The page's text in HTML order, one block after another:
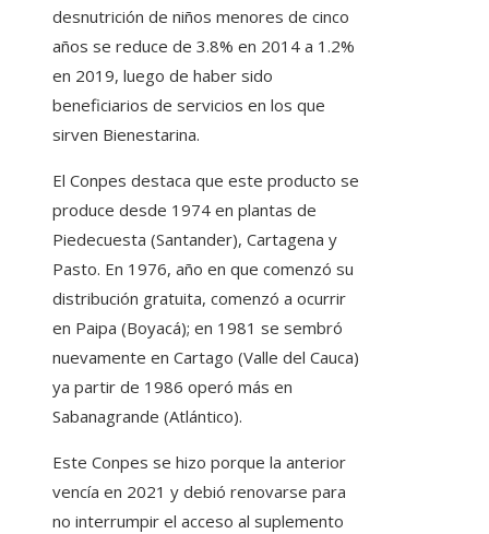
desnutrición de niños menores de cinco
años se reduce de 3.8% en 2014 a 1.2%
en 2019, luego de haber sido
beneficiarios de servicios en los que
sirven Bienestarina.
El Conpes destaca que este producto se
produce desde 1974 en plantas de
Piedecuesta (Santander), Cartagena y
Pasto. En 1976, año en que comenzó su
distribución gratuita, comenzó a ocurrir
en Paipa (Boyacá); en 1981 se sembró
nuevamente en Cartago (Valle del Cauca)
ya partir de 1986 operó más en
Sabanagrande (Atlántico).
Este Conpes se hizo porque la anterior
vencía en 2021 y debió renovarse para
no interrumpir el acceso al suplemento